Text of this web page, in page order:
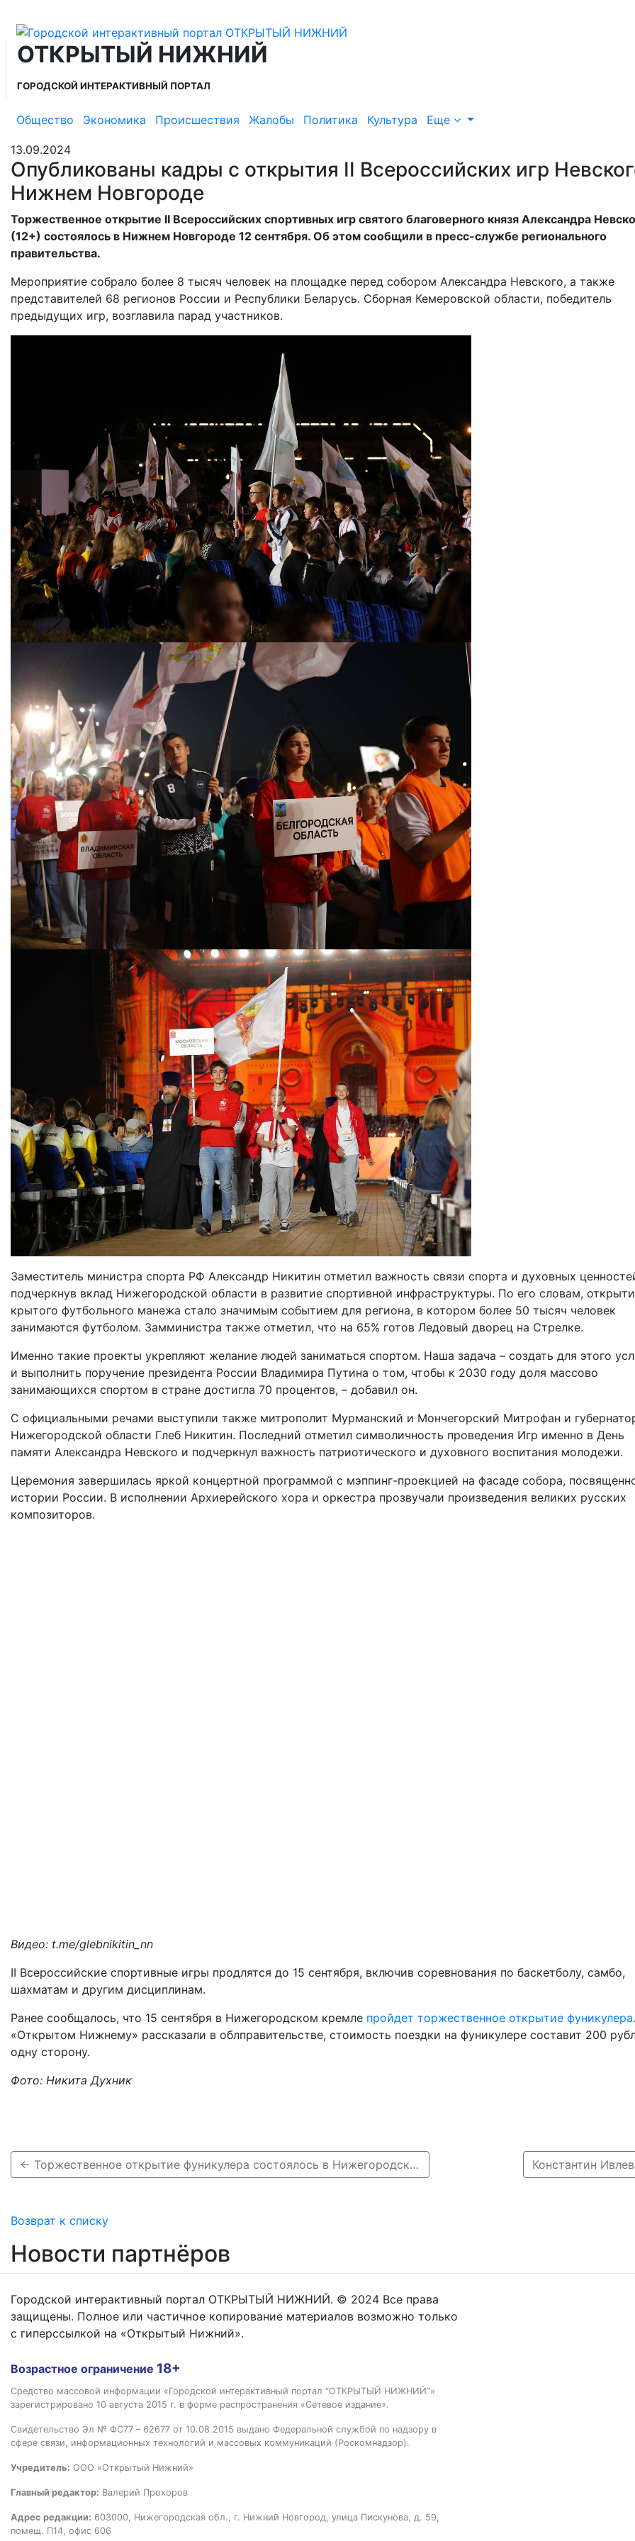
ОТКРЫТЫЙ НИЖНИЙ
ГОРОДСКОЙ ИНТЕРАКТИВНЫЙ ПОРТАЛ
Общество Экономика Происшествия Жалобы Политика Культура Еще
13.09.2024
Опубликованы кадры с открытия II Всероссийских игр
Нижнем Новгороде
Торжественное открытие II Всероссийских спортивных игр святого благоверного князя Александра
(12+) состоялось в Нижнем Новгороде 12 сентября. Об этом сообщили в пресс-службе регионального
правительства.
Мероприятие собрало более 8 тысяч человек на площадке перед собором Александра Невского, а также
представителей 68 регионов России и Республики Беларусь. Сборная Кемеровской области, победитель
предыдущих игр, возглавила парад участников.
Заместитель министра спорта РФ Александр Никитин отметил важность связи спорта и духовных
подчеркнув вклад Нижегородской области в развитие спортивной инфраструктуры. По его словам,
крытого футбольного манежа стало значимым событием для региона, в котором более 50 тысяч человек
занимаются футболом. Замминистра также отметил, что на 65% готов Ледовый дворец на Стрелке.
Именно такие проекты укрепляют желание людей заниматься спортом. Наша задача – создать для этого
и выполнить поручение президента России Владимира Путина о том, чтобы к 2030 году доля массово
занимающихся спортом в стране достигла 70 процентов, – добавил он.
С официальными речами выступили также митрополит Мурманский и Мончегорский Митрофан и
Нижегородской области Глеб Никитин. Последний отметил символичность проведения Игр именно в День
памяти Александра Невского и подчеркнул важность патриотического и духовного воспитания молодежи.
Церемония завершилась яркой концертной программой с мэппинг-проекцией на фасаде собора,
истории России. В исполнении Архиерейского хора и оркестра прозвучали произведения великих русских
композиторов.
Видео: t.me/glebnikitin_nn
II Всероссийские спортивные игры продлятся до 15 сентября, включив соревнования по баскетболу, самбо,
шахматам и другим дисциплинам.
Ранее сообщалось, что 15 сентября в Нижегородском кремле пройдет торжественное открытие фуникулера
«Открытом Нижнему» рассказали в облправительстве, стоимость поездки на фуникулере составит 200
одну сторону.
Фото: Никита Духник
← Торжественное открытие фуникулера состоялось в Нижегородском кремле
Возврат к списку
Новости партнёров
Городской интерактивный портал ОТКРЫТЫЙ НИЖНИЙ. © 2024 Все права
защищены. Полное или частичное копирование материалов возможно только
с гиперссылкой на «Открытый Нижний».
Возрастное ограничение 18+
Средство массовой информации «Городской интерактивный портал “ОТКРЫТЫЙ НИЖНИЙ”»
зарегистрировано 10 августа 2015 г. в форме распространения «Сетевое издание».
Свидетельство Эл № ФС77 – 62677 от 10.08.2015 выдано Федеральной службой по надзору в
сфере связи, информационных технологий и массовых коммуникаций (Роскомнадзор).
Учредитель: ООО «Открытый Нижний»
Главный редактор: Валерий Прохоров
Адрес редакции: 603000, Нижегородская обл., г. Нижний Новгород, улица Пискунова, д. 59,
помещ. П14, офис 606